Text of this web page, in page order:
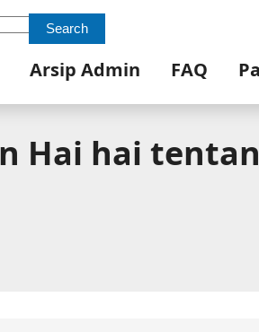
Search
Arsip Admin FAQ
Hai hai